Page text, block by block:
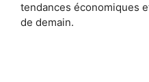
tendances économiques
de demain.